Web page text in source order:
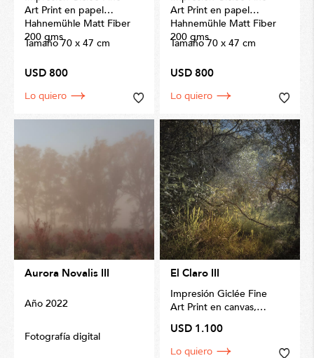
Art Print en papel
Hahnemühle Matt Fiber
200 gms
Tamaño 70 x 47 cm
USD 800
Lo quiero
Art Print en papel
Hahnemühle Matt Fiber
200 gms
Tamaño 70 x 47 cm
USD 800
Lo quiero
Aurora Novalis III
Año 2022
Fotografía digital
El Claro III
Impresión Giclée Fine
Art Print en canvas,
Prints
Tamaño 72 x 110cm
USD 1.100
Lo quiero